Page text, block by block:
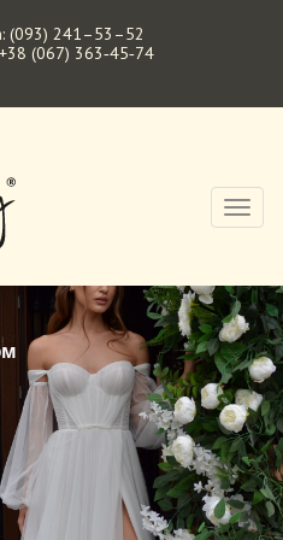
:(093) 241–53–52
+38 (067) 363‑45‑74